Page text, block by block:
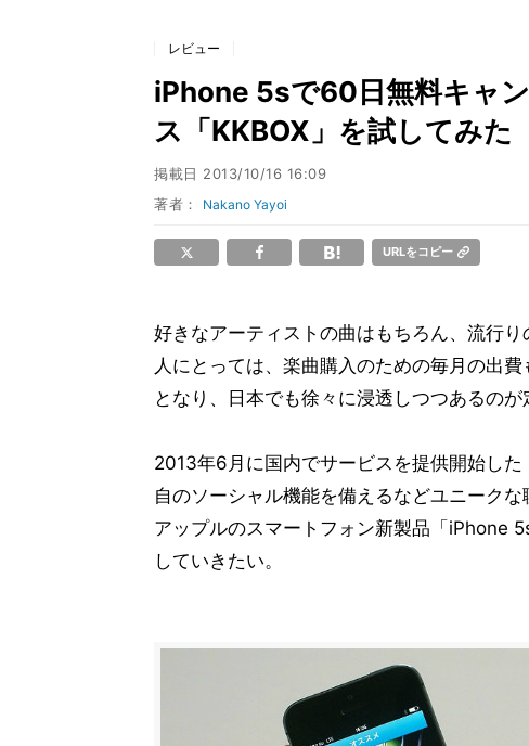
レビュー
iPhone 5sで60日無料キャ
ス「KKBOX」を試してみた
掲載日 2013/10/16 16:09
著者： Nakano Yayoi
URLをコピー
好きなアーティストの曲はもちろん、流行
人にとっては、楽曲購入のための毎月の出
となり、日本でも徐々に浸透しつつあるの
2013年6月に国内でサービスを提供開始し
自のソーシャル機能を備えるなどユニーク
アップルのスマートフォン新製品「iPhone
していきたい。